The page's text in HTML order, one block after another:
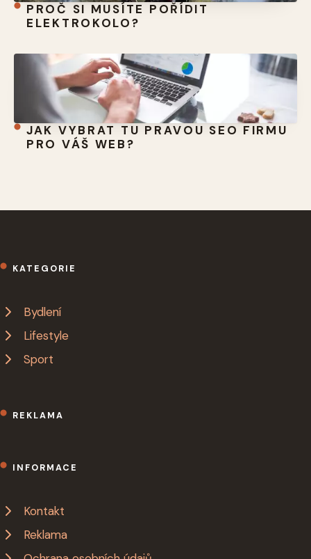
PROČ SI MUSÍTE POŘÍDIT
ELEKTROKOLO?
JAK VYBRAT TU PRAVOU SEO FIRMU
PRO VÁŠ WEB?
KATEGORIE
Bydlení
Lifestyle
Sport
REKLAMA
INFORMACE
Kontakt
Reklama